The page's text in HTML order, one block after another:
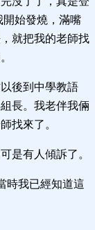
始發燒，滿嘴
就把我的老師找
後到中學教語
長。我老伴我倆
找來了。
是有人傾訴了。
時我已經知道這